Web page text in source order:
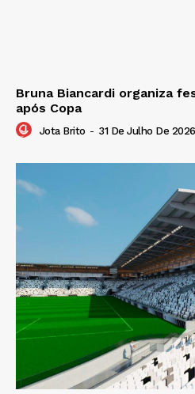
Bruna Biancardi organiza
após Copa
Jota Brito - 31 De Julho De 2026